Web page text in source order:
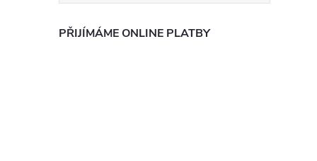
PŘIJÍMÁME ONLINE PLATBY